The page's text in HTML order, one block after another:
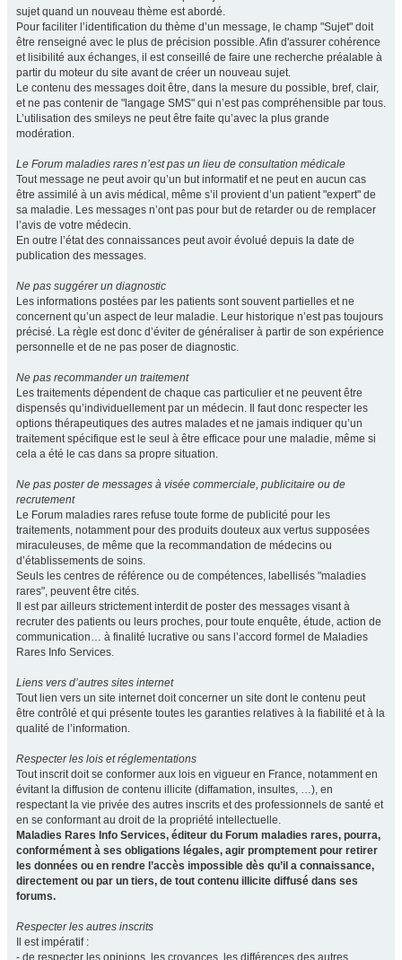
sujet quand un nouveau thème est abordé.
Pour faciliter l’identification du thème d’un message, le champ "Sujet" doit
être renseigné avec le plus de précision possible. Afin d'assurer cohérence
et lisibilité aux échanges, il est conseillé de faire une recherche préalable à
partir du moteur du site avant de créer un nouveau sujet.
Le contenu des messages doit être, dans la mesure du possible, bref, clair,
et ne pas contenir de "langage SMS" qui n’est pas compréhensible par tous.
L’utilisation des smileys ne peut être faite qu’avec la plus grande
modération.
Le Forum maladies rares n’est pas un lieu de consultation médicale
Tout message ne peut avoir qu’un but informatif et ne peut en aucun cas
être assimilé à un avis médical, même s’il provient d’un patient "expert" de
sa maladie. Les messages n’ont pas pour but de retarder ou de remplacer
l’avis de votre médecin.
En outre l’état des connaissances peut avoir évolué depuis la date de
publication des messages.
Ne pas suggérer un diagnostic
Les informations postées par les patients sont souvent partielles et ne
concernent qu’un aspect de leur maladie. Leur historique n’est pas toujours
précisé. La règle est donc d’éviter de généraliser à partir de son expérience
personnelle et de ne pas poser de diagnostic.
Ne pas recommander un traitement
Les traitements dépendent de chaque cas particulier et ne peuvent être
dispensés qu’individuellement par un médecin. Il faut donc respecter les
options thérapeutiques des autres malades et ne jamais indiquer qu’un
traitement spécifique est le seul à être efficace pour une maladie, même si
cela a été le cas dans sa propre situation.
Ne pas poster de messages à visée commerciale, publicitaire ou de
recrutement
Le Forum maladies rares refuse toute forme de publicité pour les
traitements, notamment pour des produits douteux aux vertus supposées
miraculeuses, de même que la recommandation de médecins ou
d’établissements de soins.
Seuls les centres de référence ou de compétences, labellisés "maladies
rares", peuvent être cités.
Il est par ailleurs strictement interdit de poster des messages visant à
recruter des patients ou leurs proches, pour toute enquête, étude, action de
communication… à finalité lucrative ou sans l’accord formel de Maladies
Rares Info Services.
Liens vers d’autres sites internet
Tout lien vers un site internet doit concerner un site dont le contenu peut
être contrôlé et qui présente toutes les garanties relatives à la fiabilité et à la
qualité de l’information.
Respecter les lois et réglementations
Tout inscrit doit se conformer aux lois en vigueur en France, notamment en
évitant la diffusion de contenu illicite (diffamation, insultes, …), en
respectant la vie privée des autres inscrits et des professionnels de santé et
en se conformant au droit de la propriété intellectuelle.
Maladies Rares Info Services, éditeur du Forum maladies rares, pourra,
conformément à ses obligations légales, agir promptement pour retirer
les données ou en rendre l’accès impossible dès qu’il a connaissance,
directement ou par un tiers, de tout contenu illicite diffusé dans ses
forums.
Respecter les autres inscrits
Il est impératif :
- de respecter les opinions, les croyances, les différences des autres